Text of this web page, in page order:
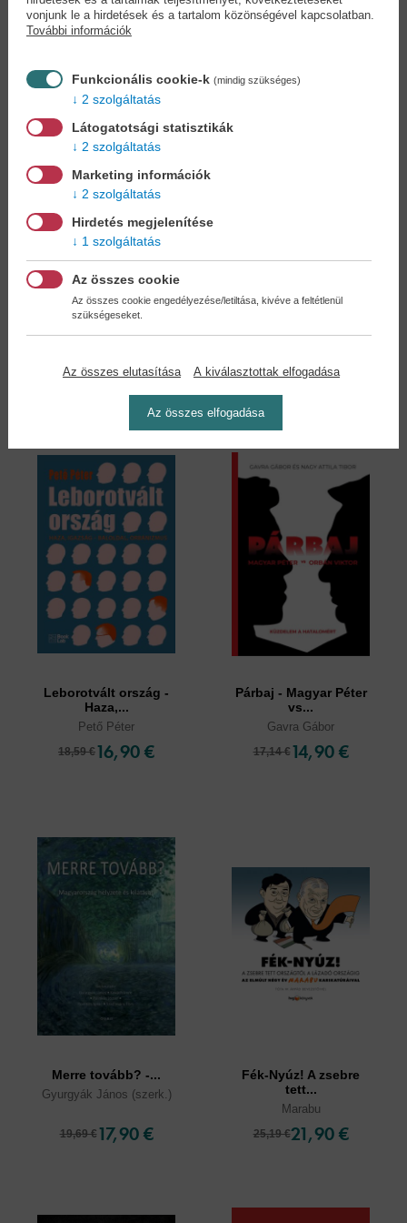
Ahol a labda lesz -
Politikai...
10,24 €8,90 € 20,79 €18,90 €
Leborotvált ország -
Haza,...
Pető Péter
18,59 €16,90 €
Párbaj - Magyar Péter
vs...
Gavra Gábor
17,14 € 14,90 €
Merre tovább? -...
Gyurgyák János (szerk.)
19,69 € 17,90 €
Fék-Nyúz! A zsebre
tett...
Marabu
25,19 €21,90 €
vonjunk le a hirdetések és a tartalom közönségével kapcsolatban.
További információk
Funkcionális cookie-k (mindig szükséges)
2 szolgáltatás
Látogatotsági statisztikák
2 szolgáltatás
Marketing információk
2 szolgáltatás
Hirdetés megjelenítése
1 szolgáltatás
Az összes cookie
Az összes cookie engedélyezése/letiltása, kivéve a feltétlenül
szükségeseket.
Az összes elutasítása A kiválasztottak elfogadása
Az összes elfogadása